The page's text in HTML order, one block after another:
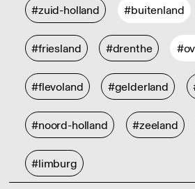
#zuid-holland #buitenland
#friesland #drenthe
#flevoland #gelderland
#noord-holland #zeeland
#limburg